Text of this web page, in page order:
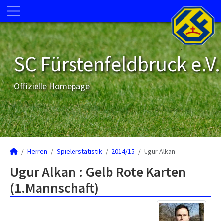
SC Fürstenfeldbruck e.V.
Offizielle Homepage
Herren Spielerstatistik 2014/15 Ugur Alkan
Ugur Alkan : Gelb Rote Karten
(1.Mannschaft)